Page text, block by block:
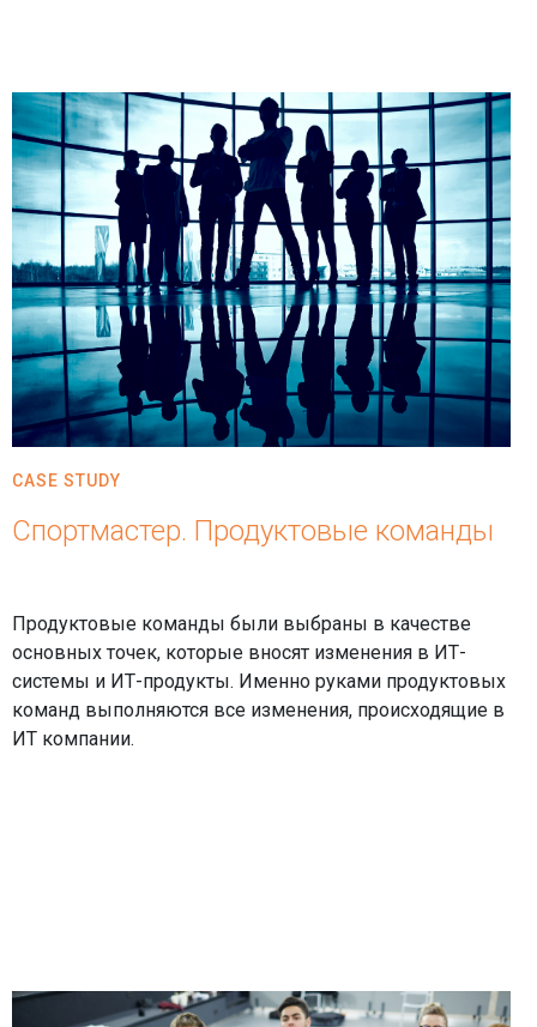
CASE STUDY
Спортмастер. Продуктовые команды
Продуктовые команды были выбраны в качестве
основных точек, которые вносят изменения в ИТ-
системы и ИТ-продукты. Именно руками продуктовых
команд выполняются все изменения, происходящие в
ИТ компании.